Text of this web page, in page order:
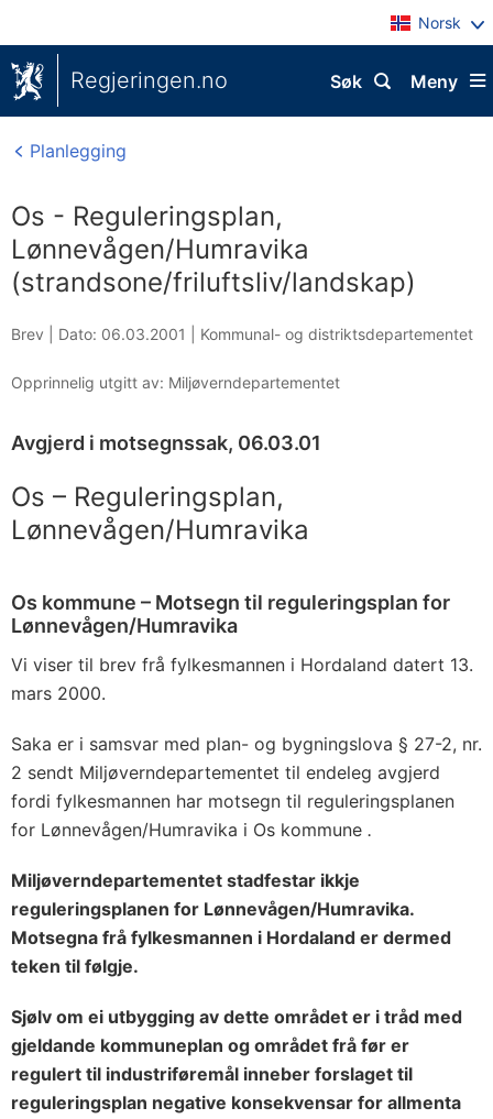
Norsk
Regjeringen.no Meny
Søk
Planlegging
Os - Reguleringsplan,
Lønnevågen/Humravika
(strandsone/friluftsliv/landskap)
Brev | Dato: 06.03.2001 Kommunal- og distriktsdepartementet
Opprinnelig utgitt av: Miljøverndepartementet
Avgjerd i motsegnssak, 06.03.01
Os – Reguleringsplan,
Lønnevågen/Humravika
Os kommune – Motsegn til reguleringsplan for
Lønnevågen/Humravika
Vi viser til brev frå fylkesmannen i Hordaland datert 13.
mars 2000.
Saka er i samsvar med plan- og bygningslova § 27-2, nr.
2 sendt Miljøverndepartementet til endeleg avgjerd
fordi fylkesmannen har motsegn til reguleringsplanen
for Lønnevågen/Humravika i Os kommune .
Miljøverndepartementet stadfestar ikkje
reguleringsplanen for Lønnevågen/Humravika.
Motsegna frå fylkesmannen i Hordaland er dermed
teken til følgje.
Sjølv om ei utbygging av dette området er i tråd med
gjeldande kommuneplan og området frå før er
regulert til industriføremål inneber forslaget til
reguleringsplan negative konsekvensar for allmenta